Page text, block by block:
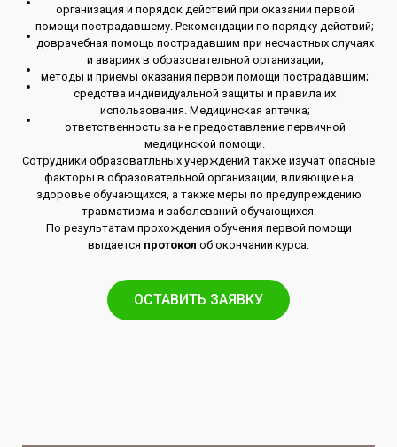
организация и порядок действий при оказании первой
помощи пострадавшему. Рекомендации по порядку действий;
доврачебная помощь пострадавшим при несчастных случаях
и авариях в образовательной организации;
методы и приемы оказания первой помощи пострадавшим;
средства индивидуальной защиты и правила их
использования. Медицинская аптечка;
ответственность за не предоставление первичной
медицинской помощи.
Сотрудники образоватльных учерждений также изучат опасные
факторы в образовательной организации, влияющие на
здоровье обучающихся, а также меры по предупреждению
травматизма и заболеваний обучающихся.
По результатам прохождения обучения первой помощи
выдается протокол об окончании курса.
ОСТАВИТЬ ЗАЯВКУ​